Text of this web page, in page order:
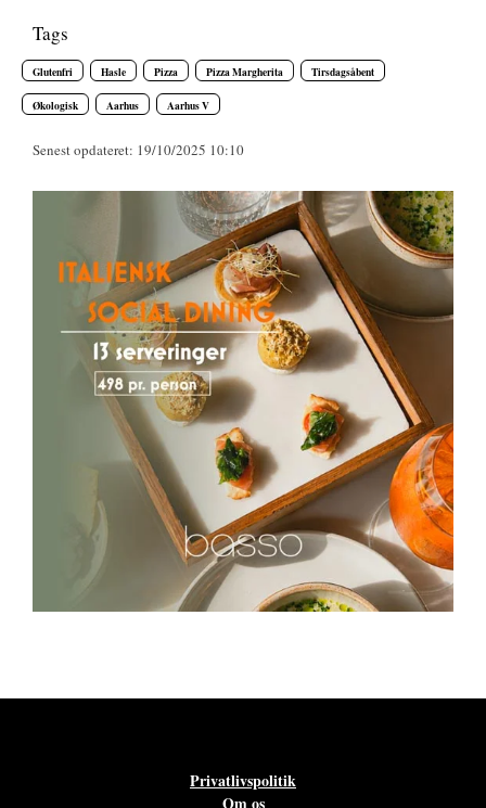
Tags
Glutenfri Hasle Pizza Pizza Margherita Tirsdagsåbent
Økologisk Aarhus Aarhus V
Senest opdateret: 19/10/2025 10:10
Privatlivspolitik
Om os